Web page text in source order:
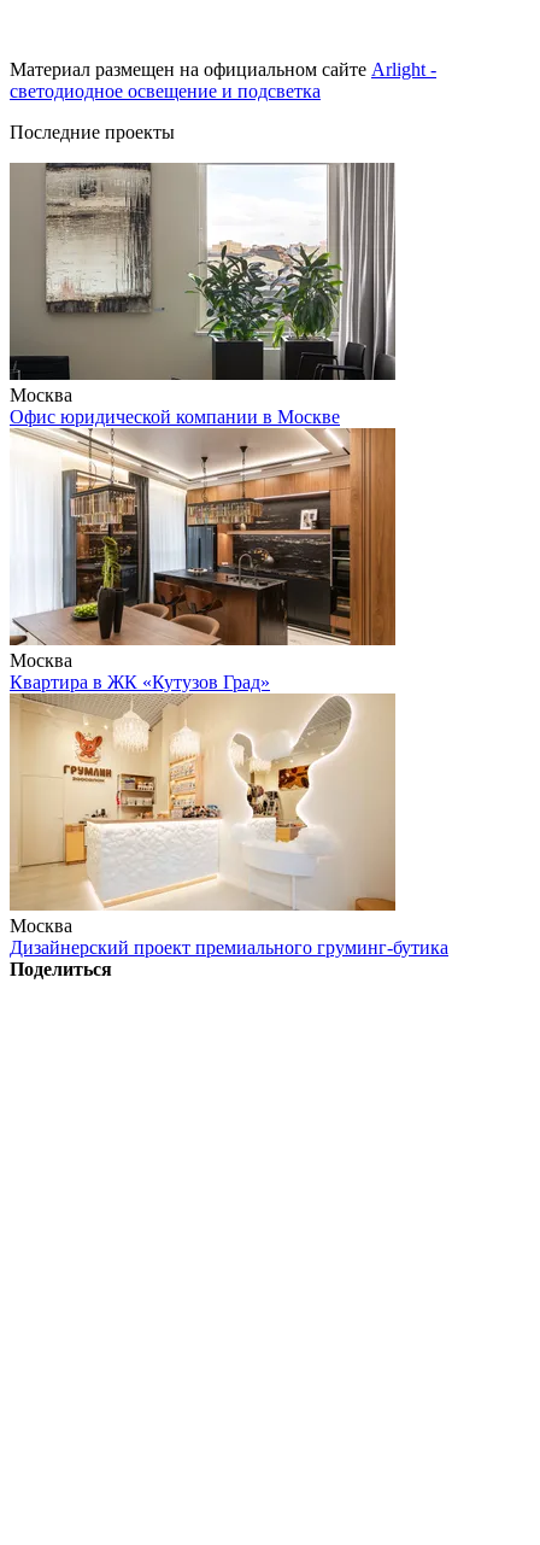
Материал размещен на официальном сайте Arlight -
светодиодное освещение и подсветка
Последние проекты
Москва
Офис юридической компании в Москве
Москва
Квартира в ЖК «Кутузов Град»
Москва
Дизайнерский проект премиального груминг-бутика
Поделиться